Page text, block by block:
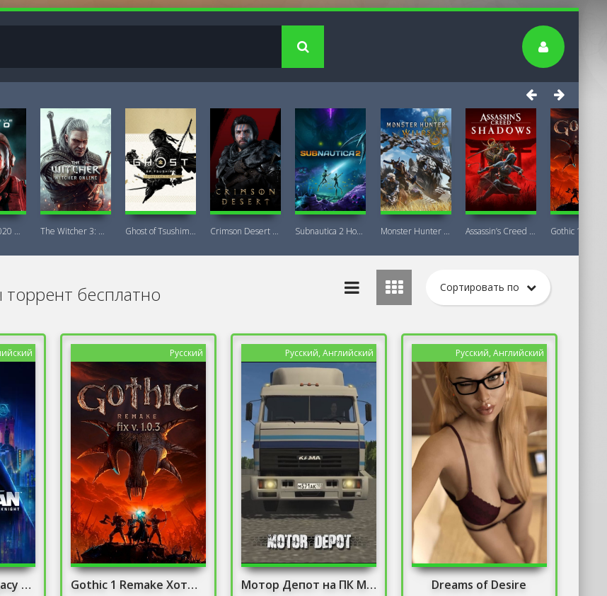
Directive 8020 Digital Deluxe Новая The Witcher 3: Wild Hunt Witcher Online Ghost of Tsushima DIRECTOR'S CUT + DLC Crimson Desert Deluxe Edition Subnautica 2 Новая версия Monster Hunter Wilds Premium Deluxe Assassin’s Creed Shadows Premium Edition
торрент бесплатно
LEGO Batman: Legacy of the Dark Knight Deluxe
Русский
Gothic 1 Remake Хотфикс 1.0.3 Последняя версия
Русский, Английский
Мотор Депот на ПК Мод Много Денег
Русский, Английский
Dreams of Desire